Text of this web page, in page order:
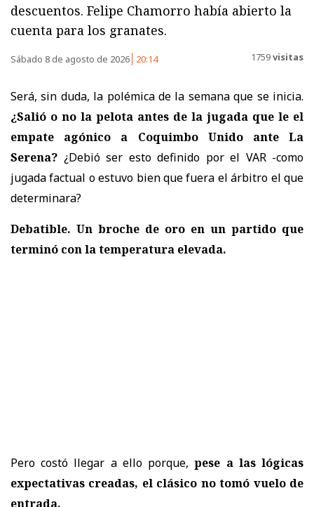
descuentos. Felipe Chamorro había abierto la
cuenta para los granates.
Sábado 8 de agosto de 2026 20:14 1759visitas
Será, sin duda, la polémica de la semana que se inicia.
¿Salió o no la pelota antes de la jugada que le el
empate agónico a Coquimbo Unido ante La
Serena? ¿Debió ser esto definido por el VAR -como
jugada factual o estuvo bien que fuera el árbitro el que
determinara?
Debatible. Un broche de oro en un partido que
terminó con la temperatura elevada.
Pero costó llegar a ello porque,pese a las lógicas
expectativas creadas, el clásico no tomó vuelo de
entrada.